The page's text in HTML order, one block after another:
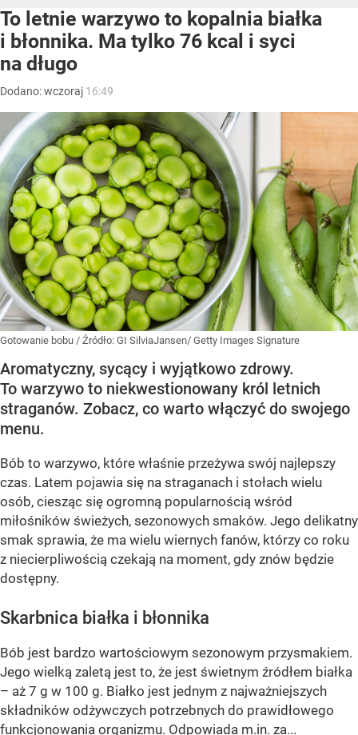
To letnie warzywo to kopalnia białka
i błonnika. Ma tylko 76 kcal i syci
na długo
Dodano:wczoraj 16:49
Gotowanie bobu / Źródło: GI SilviaJansen/ Getty Images Signature
Aromatyczny, sycący i wyjątkowo zdrowy.
To warzywo to niekwestionowany król letnich
straganów. Zobacz, co warto włączyć do swojego
menu.
Bób to warzywo, które właśnie przeżywa swój najlepszy
czas. Latem pojawia się na straganach i stołach wielu
osób, ciesząc się ogromną popularnością wśród
miłośników świeżych, sezonowych smaków. Jego delikatny
smak sprawia, że ma wielu wiernych fanów, którzy co roku
z niecierpliwością czekają na moment, gdy znów będzie
dostępny.
Skarbnica białka i błonnika
Bób jest bardzo wartościowym sezonowym przysmakiem.
Jego wielką zaletą jest to, że jest świetnym źródłem białka
– aż 7 g w 100 g. Białko jest jednym z najważniejszych
składników odżywczych potrzebnych do prawidłowego
funkcjonowania organizmu. Odpowiada m.in. za...